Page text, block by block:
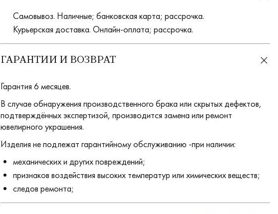
Самовывоз. Наличные; банковская карта; рассрочка.
Курьерская доставка. Онлайн-оплата; рассрочка.
ГАРАНТИИ И ВОЗВРАТ
Гарантия 6 месяцев.
В случае обнаружения производственного брака или скрытых дефектов,
подтверждённых экспертизой, производится замена или ремонт
ювелирного украшения.
Изделия не подлежат гарантийному обслуживанию -при наличии:
механических и других повреждений;
признаков воздействия высоких температур или химических веществ;
следов ремонта;